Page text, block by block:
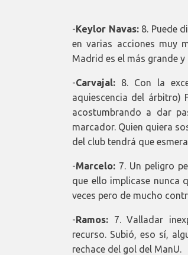
-Keylor Navas:8. Puede
en varias acciones muy
Madrid es el más grande
-Carvajal: 8. Con la
aquiescencia del árbitro)
acostumbrando a dar
marcador. Quien quiera
del club tendrá que
-Marcelo: 7. Un peligro
que ello implicase nunca
veces pero de mucho
-Ramos: 7. Valladar
recurso. Subió, eso sí,
rechace del gol del ManU.